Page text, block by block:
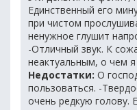
Единственный его
при чистом
ненужное глушит
-Отличный звук. К
неактуальным, о чем
Недостатки: О
пользоваться. -
очень редкую голову.